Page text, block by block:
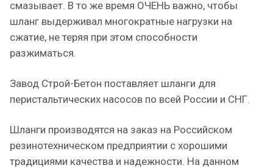
смазывает. В то же время ОЧЕНЬ важно, чтобы
шланг выдерживал многократные нагрузки на
сжатие, не теряя при этом способности
разжиматься.
Завод Строй-Бетон поставляет шланги для
перистальтических насосов по всей России и СНГ.
Шланги производятся на заказ на Российском
резинотехническом предприятии с хорошими
традициями качества и надежности. На данном